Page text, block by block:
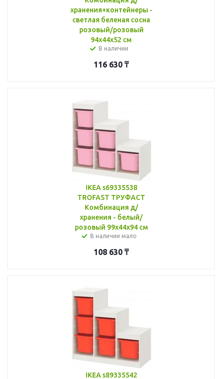
хранения+контейнеры -
светлая беленая сосна
розовый/розовый
94x44x52 см
В наличии
116 630 ₸
IKEA s69335538
TROFAST ТРУФАСТ
Комбинация д/
хранения - белый/
розовый 99x44x94 см
В наличии мало
108 630 ₸
IKEA s89335542